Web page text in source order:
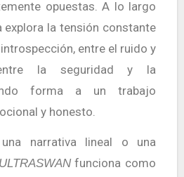
opuestas. A lo largo
explora la tensión constante
entre el ruido y
la seguridad y la
forma a un trabajo
y honesto.
narrativa lineal o una
ULTRASWANfunciona como